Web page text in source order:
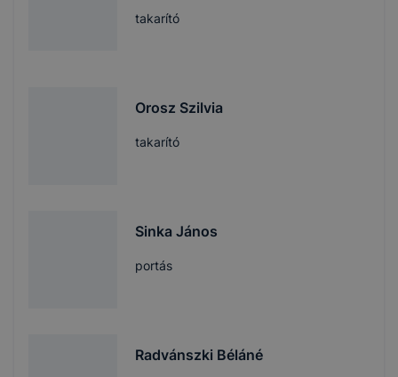
takarító
Orosz Szilvia
takarító
Sinka János
portás
Radvánszki Béláné